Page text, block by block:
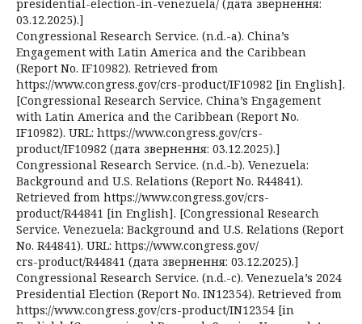
presidential-election-in-venezuela/ (дата звернення:
03.12.2025).]
Congressional Research Service. (n.d.-a). China’s
Engagement with Latin America and the Caribbean
(Report No. IF10982). Retrieved from
https://www.congress.gov/crs-product/IF10982 [in English].
[Congressional Research Service. China’s Engagement
with Latin America and the Caribbean (Report No.
IF10982). URL: https://www.congress.gov/crs-
product/IF10982 (дата звернення: 03.12.2025).]
Congressional Research Service. (n.d.-b). Venezuela:
Background and U.S. Relations (Report No. R44841).
Retrieved from https://www.congress.gov/crs-
product/R44841 [in English]. [Congressional Research
Service. Venezuela: Background and U.S. Relations (Report
No. R44841). URL: https://www.congress.gov/
crs-product/R44841 (дата звернення: 03.12.2025).]
Congressional Research Service. (n.d.-c). Venezuela’s 2024
Presidential Election (Report No. IN12354). Retrieved from
https://www.congress.gov/crs-product/IN12354 [in